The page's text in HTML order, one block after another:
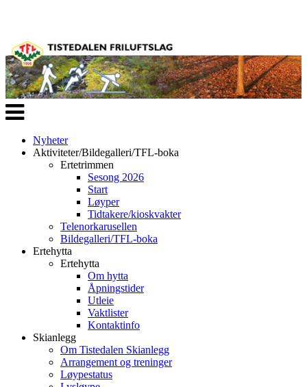
Veksle
navigasjon
Nyheter
Aktiviteter/Bildegalleri/TFL-boka
Ertetrimmen
Sesong 2026
Start
Løyper
Tidtakere/kioskvakter
Telenorkarusellen
Bildegalleri/TFL-boka
Ertehytta
Ertehytta
Om hytta
Åpningstider
Utleie
Vaktlister
Kontaktinfo
Skianlegg
Om Tistedalen Skianlegg
Arrangement og treninger
Løypestatus